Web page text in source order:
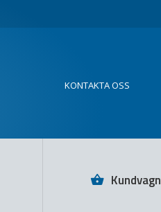
KONTAKTA OSS
Kundvagn